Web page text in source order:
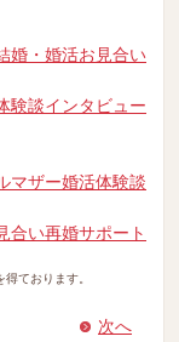
婚・婚活お見合い
験談インタビュー
マザー婚活体験談
合い再婚サポート
ております。
次へ